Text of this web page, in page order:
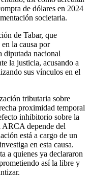
de dólares en 2024
societaria.
de Tabar, que
la causa por
diputada nacional
la justicia, acusando a
sus vínculos en el
tributaria sobre
proximidad temporal
inhibitorio sobre la
ARCA depende del
está a cargo de un
en esta causa.
a quienes ya declararon
así la libre y